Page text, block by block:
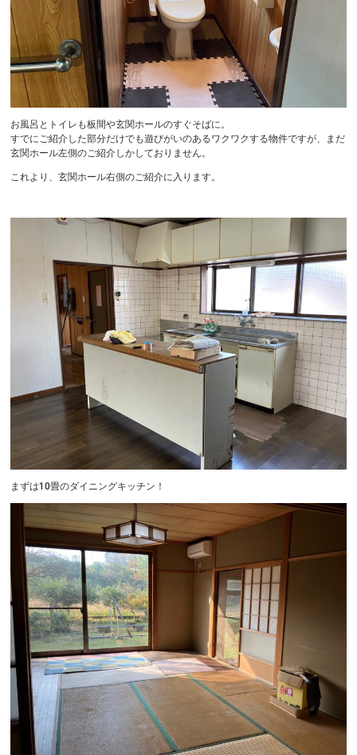
お風呂とトイレも板間や玄関ホールのすぐそばに。
すでにご紹介した部分だけでも遊びがいのあるワクワクする物件ですが、まだ
玄関ホール左側のご紹介しかしておりません。
これより、玄関ホール右側のご紹介に入ります。
まずは10畳のダイニングキッチン！